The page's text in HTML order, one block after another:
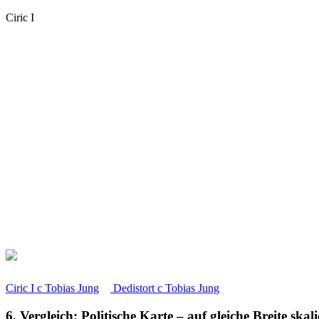
Ciric I
Ciric I c Tobias Jung Dedistort c Tobias Jung
6. Vergleich: Politische Karte – auf gleiche Breite